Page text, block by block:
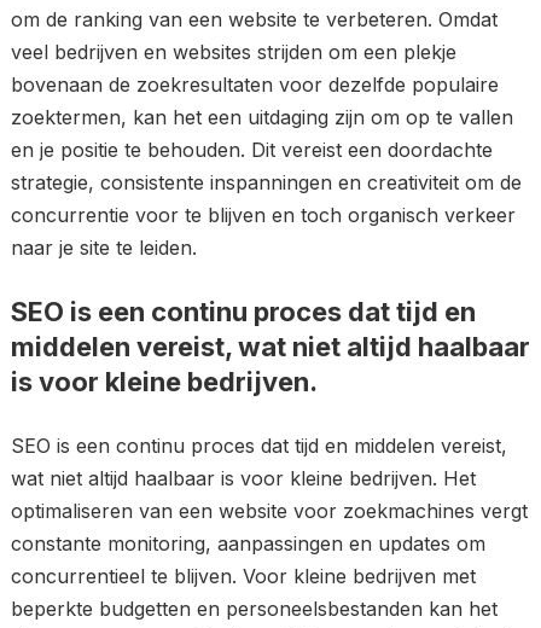
om de ranking van een website te verbeteren. Omdat
veel bedrijven en websites strijden om een plekje
bovenaan de zoekresultaten voor dezelfde populaire
zoektermen, kan het een uitdaging zijn om op te vallen
en je positie te behouden. Dit vereist een doordachte
strategie, consistente inspanningen en creativiteit om de
concurrentie voor te blijven en toch organisch verkeer
naar je site te leiden.
SEO is een continu proces dat tijd en
middelen vereist, wat niet altijd haalbaar
is voor kleine bedrijven.
SEO is een continu proces dat tijd en middelen vereist,
wat niet altijd haalbaar is voor kleine bedrijven. Het
optimaliseren van een website voor zoekmachines vergt
constante monitoring, aanpassingen en updates om
concurrentieel te blijven. Voor kleine bedrijven met
beperkte budgetten en personeelsbestanden kan het